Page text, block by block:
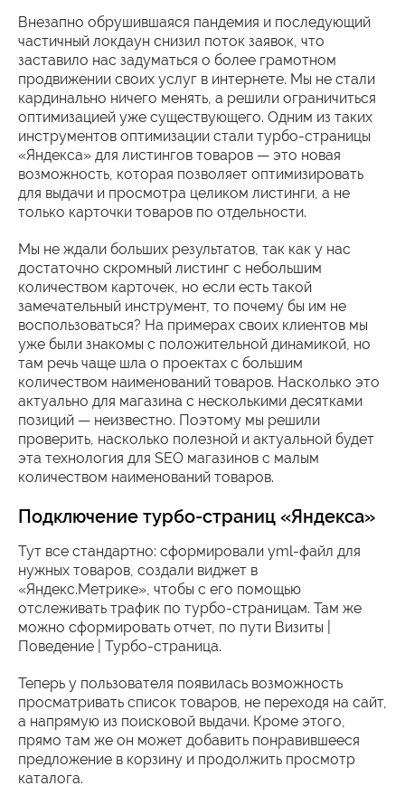
Внезапно обрушившаяся пандемия и последующий
частичный локдаун снизил поток заявок, что
заставило нас задуматься о более грамотном
продвижении своих услуг в интернете. Мы не стали
кардинально ничего менять, а решили ограничиться
оптимизацией уже существующего. Одним из таких
инструментов оптимизации стали турбо-страницы
«Яндекса» для листингов товаров — это новая
возможность, которая позволяет оптимизировать
для выдачи и просмотра целиком листинги, а не
только карточки товаров по отдельности.
Мы не ждали больших результатов, так как у нас
достаточно скромный листинг с небольшим
количеством карточек, но если есть такой
замечательный инструмент, то почему бы им не
воспользоваться? На примерах своих клиентов мы
уже были знакомы с положительной динамикой, но
там речь чаще шла о проектах с большим
количеством наименований товаров. Насколько это
актуально для магазина с несколькими десятками
позиций — неизвестно. Поэтому мы решили
проверить, насколько полезной и актуальной будет
эта технология для SEO магазинов с малым
количеством наименований товаров.
Подключение турбо-страниц «Яндекса»
Тут все стандартно: сформировали yml-файл для
нужных товаров, создали виджет в
«Яндекс.Метрике», чтобы с его помощью
отслеживать трафик по турбо-страницам. Там же
можно сформировать отчет, по пути Визиты |
Поведение | Турбо-страница.
Теперь у пользователя появилась возможность
просматривать список товаров, не переходя на сайт,
а напрямую из поисковой выдачи. Кроме этого,
прямо там же он может добавить понравившееся
предложение в корзину и продолжить просмотр
каталога.